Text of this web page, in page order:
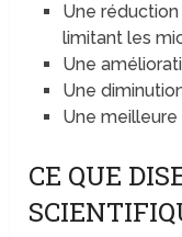
Une
limitant les
Une
Une
Une meilleure
CE QUE